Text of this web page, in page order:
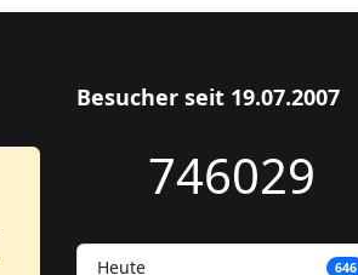
Besucher seit 19.07.2007
746029
Heute 646